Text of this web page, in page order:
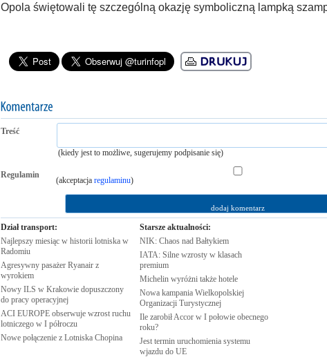
Opola świętowali tę szczególną okazję symboliczną lampką
Treść
(kiedy jest to możliwe, sugerujemy podpisanie się)
Regulamin
(akceptacja regulaminu)
Dział transport:
Najlepszy miesiąc w historii lotniska w
Radomiu
Agresywny pasażer Ryanair z
wyrokiem
Nowy ILS w Krakowie dopuszczony
do pracy operacyjnej
ACI EUROPE obserwuje wzrost ruchu
lotniczego w I półroczu
Nowe połączenie z Lotniska Chopina
Starsze aktualności:
NIK: Chaos nad Bałtykiem
IATA: Silne wzrosty w klasach
premium
Michelin wyróżni także hotele
Nowa kampania Wielkopolskiej
Organizacji Turystycznej
Ile zarobił Accor w I połowie obecnego
roku?
Jest termin uruchomienia systemu
wjazdu do UE